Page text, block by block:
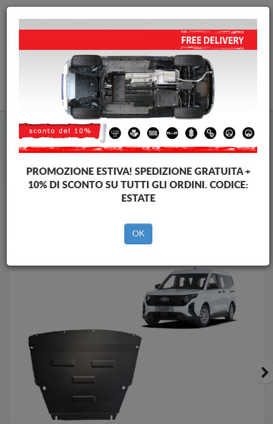
info@piastraparamotore.com
Piastra paramotore di acciaio Ford
Piastra paramotore di acciaio Ford Tourneo Courier
Brands
Brands
PROMOZIONE ESTIVA! SPEDIZIONE GRATUITA +
10% DI SCONTO SU TUTTI GLI ORDINI. CODICE:
ESTATE
OK